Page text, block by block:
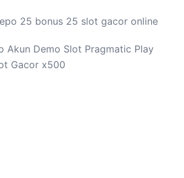
25 bonus 25 slot gacor online
Akun Demo Slot Pragmatic Play
Gacor x500